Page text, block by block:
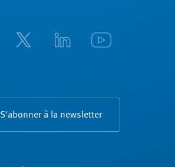
S'abonner à la newsletter